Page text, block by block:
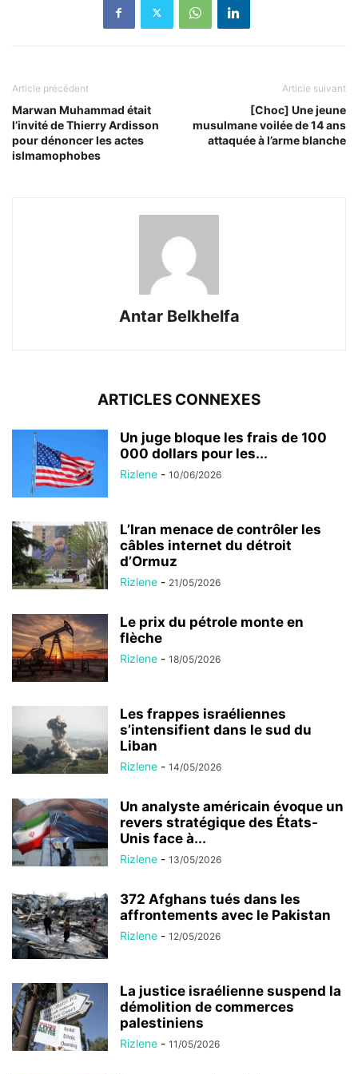
Article précédent
Marwan Muhammad était
l’invité de Thierry Ardisson
pour dénoncer les actes
islmamophobes
Article suivant
[Choc] Une jeune
musulmane voilée de 14 ans
attaquée à l’arme blanche
Antar Belkhelfa
ARTICLES CONNEXES
Un juge bloque les frais de 100
000 dollars pour les...
Rizlene - 10/06/2026
L’Iran menace de contrôler les
câbles internet du détroit
d’Ormuz
Rizlene - 21/05/2026
Le prix du pétrole monte en
flèche
Rizlene - 18/05/2026
Les frappes israéliennes
s’intensifient dans le sud du
Liban
Rizlene - 14/05/2026
Un analyste américain évoque un
revers stratégique des États-
Unis face à...
Rizlene - 13/05/2026
372 Afghans tués dans les
affrontements avec le Pakistan
Rizlene - 12/05/2026
La justice israélienne suspend la
démolition de commerces
palestiniens
Rizlene - 11/05/2026